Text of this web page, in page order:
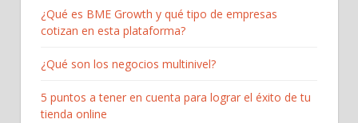
¿Qué es BME Growth y qué tipo de empresas
cotizan en esta plataforma?
¿Qué son los negocios multinivel?
5 puntos a tener en cuenta para lograr el éxito de tu
tienda online